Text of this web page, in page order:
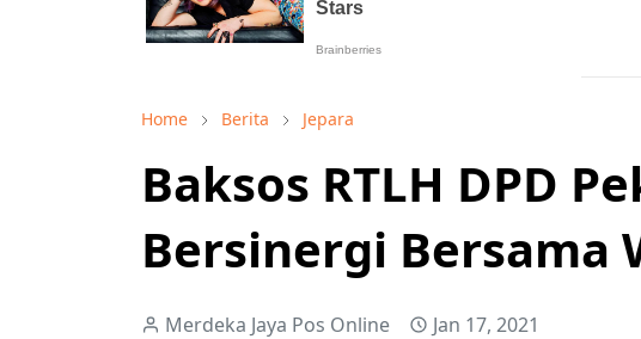
Home Berita Jepara
Baksos RTLH DPD
Bersinergi Bersama
Merdeka Jaya Pos Online Jan 17, 2021